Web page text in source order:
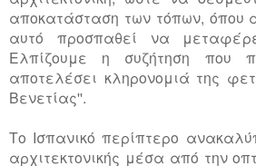
αποκατάσταση των τόπων, όπου
αυτό προσπαθεί να
Ελπίζουμε η συζήτηση που
αποτελέσει κληρονομιά της
Βενετίας''.
Tο Ισπανικό περίπτερο
αρχιτεκτονικής μέσα από την